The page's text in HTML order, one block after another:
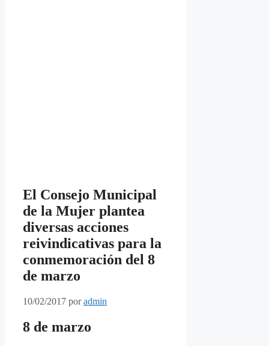
El Consejo Municipal
de la Mujer plantea
diversas acciones
reivindicativas para la
conmemoración del 8
de marzo
10/02/2017 poradmin
8 de marzo